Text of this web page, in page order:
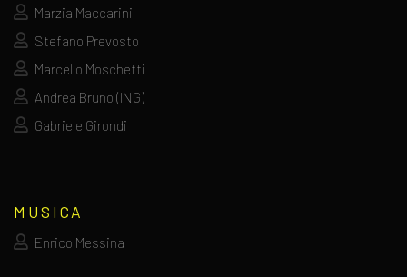
Marzia Maccarini
Stefano Prevosto
Marcello Moschetti
Andrea Bruno (ING)
Gabriele Girondi
MUSICA
Enrico Messina